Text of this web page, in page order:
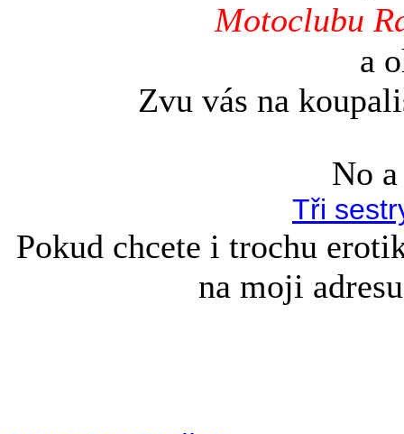
Motoclubu
a
Zvu vás na
No
Tři
Pokud chcete i trochu
na moji